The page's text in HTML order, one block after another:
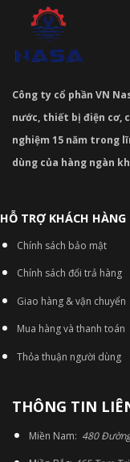
Công ty cổ phần VN
nước, thiết bị điện cơ,
nghiệm 15 năm trong
dùng của hàng ngàn
HỖ TRỢ KHÁCH HÀNG
Chính sách bảo mật
Chính sách đổi trả hàng
Giao hàng & vận chuyển
Mua hàng và thanh toán
Thỏa thuận người dùng
THÔNG TIN
Miền Nam: 480